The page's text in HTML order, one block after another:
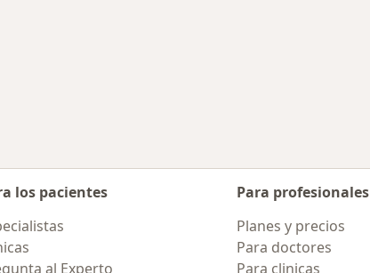
los pacientes
al Experto
Para profesionales
Planes y precios
Para doctores
Para clinicas